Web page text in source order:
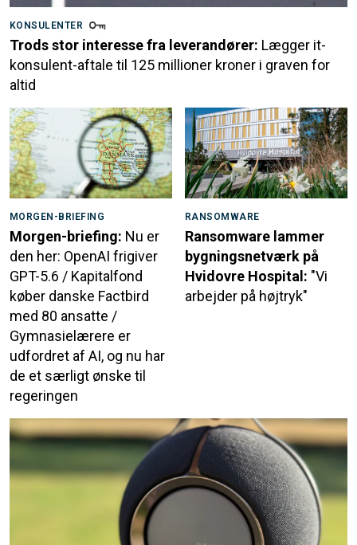
KONSULENTER
Trods stor interesse fra leverandører: Lægger it-
konsulent-aftale til 125 millioner kroner i graven for
altid
MORGEN-BRIEFING
Morgen-briefing: Nu er
den her: OpenAI frigiver
GPT-5.6 / Kapitalfond
køber danske Factbird
med 80 ansatte /
Gymnasielærere er
udfordret af AI, og nu har
de et særligt ønske til
regeringen
RANSOMWARE
Ransomware lammer
bygningsnetværk på
Hvidovre Hospital: "Vi
arbejder på højtryk"